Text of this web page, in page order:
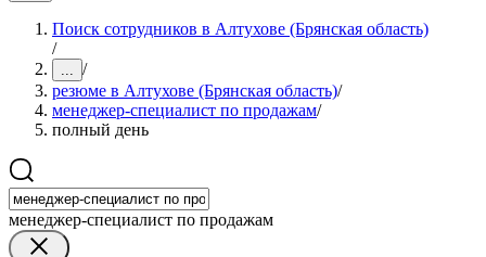
Поиск сотрудников в Алтухове (Брянская область)
/
... /
резюме в Алтухове (Брянская область)/
менеджер-специалист по продажам/
полный день
менеджер-специалист по продажам